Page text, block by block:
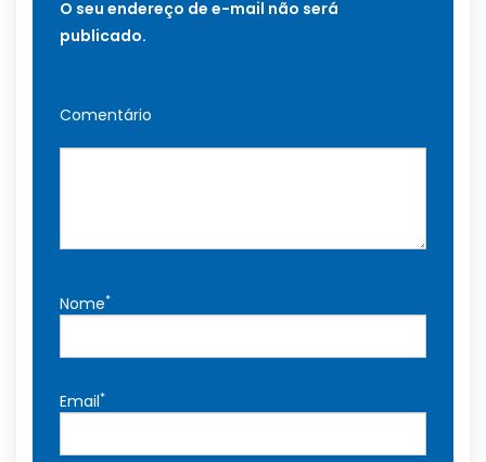
O seu endereço de e-mail não será
publicado.
Comentário
Nome*
Email*